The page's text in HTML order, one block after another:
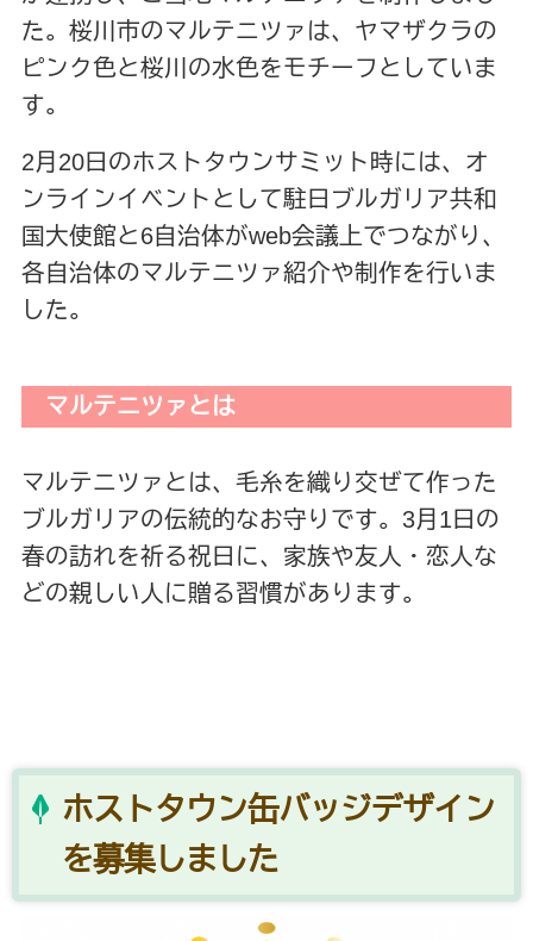
た。桜川市のマルテニツァは、ヤマザクラの
ピンク色と桜川の水色をモチーフとしていま
す。
2月20日のホストタウンサミット時には、オ
ンラインイベントとして駐日ブルガリア共和
国大使館と6自治体がweb会議上でつながり、
各自治体のマルテニツァ紹介や制作を行いま
した。
マルテニツァとは
マルテニツァとは、毛糸を織り交ぜて作った
ブルガリアの伝統的なお守りです。3月1日の
春の訪れを祈る祝日に、家族や友人・恋人な
どの親しい人に贈る習慣があります。
ホストタウン缶バッジデザイン
を募集しました